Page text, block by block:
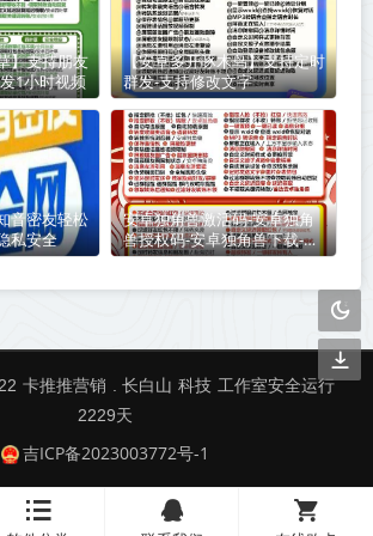
】支持朋友
1小时视频
【安卓多开啄木鸟】支持定时
群发-支持修改文字
音密友轻松
私安全
安卓独角兽激活码-安卓独角
兽授权码-安卓独角兽下载-安
卓独角兽官网
卡推推营销 . 长白山 科技 工作室安全运行
2229天
吉ICP备2023003772号-1
󦏉 󦗙 󦐹